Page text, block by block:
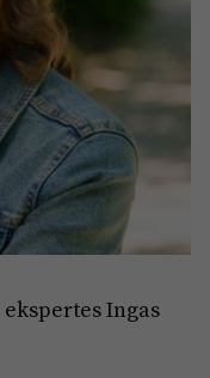
Ingas